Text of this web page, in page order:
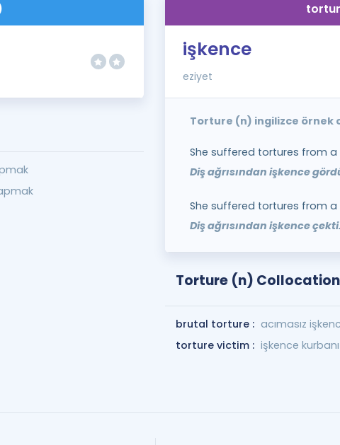
işkence
eziyet
Torture (n) ingilizce örnek
She suffered tortures from a
Diş ağrısından işkence
She suffered tortures from
Diş ağrısından işkence çekti.
Torture (n)
brutal torture : acımasız
torture victim : işkence kurbanı